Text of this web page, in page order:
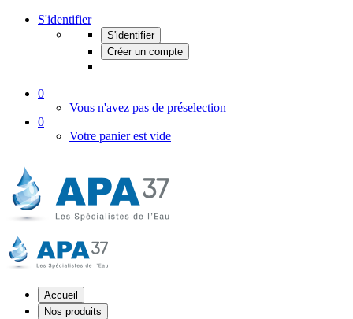
S'identifier
S'identifier
Créer un compte
0
Vous n'avez pas de préselection
0
Votre panier est vide
Accueil
Nos produits